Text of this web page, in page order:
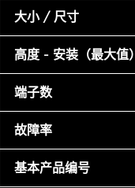
大小 / 尺寸
高度 - 安装（最大值）
端子数
故障率
基本产品编号